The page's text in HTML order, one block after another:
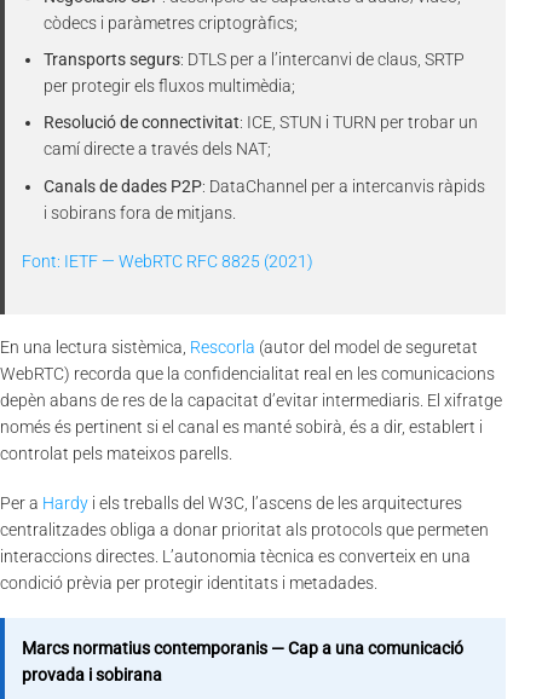
còdecs i paràmetres criptogràfics;
Transports segurs: DTLS per a l’intercanvi de claus, SRTP
per protegir els fluxos multimèdia;
Resolució de connectivitat: ICE, STUN i TURN per trobar un
camí directe a través dels NAT;
Canals de dades P2P: DataChannel per a intercanvis ràpids
i sobirans fora de mitjans.
Font: IETF — WebRTC RFC 8825 (2021)
En una lectura sistèmica, Rescorla (autor del model de seguretat
WebRTC) recorda que la confidencialitat real en les comunicacions
depèn abans de res de la capacitat d’evitar intermediaris. El xifratge
només és pertinent si el canal es manté sobirà, és a dir, establert i
controlat pels mateixos parells.
Per a Hardy i els treballs del W3C, l’ascens de les arquitectures
centralitzades obliga a donar prioritat als protocols que permeten
interaccions directes. L’autonomia tècnica es converteix en una
condició prèvia per protegir identitats i metadades.
Marcs normatius contemporanis — Cap a una comunicació
provada i sobirana